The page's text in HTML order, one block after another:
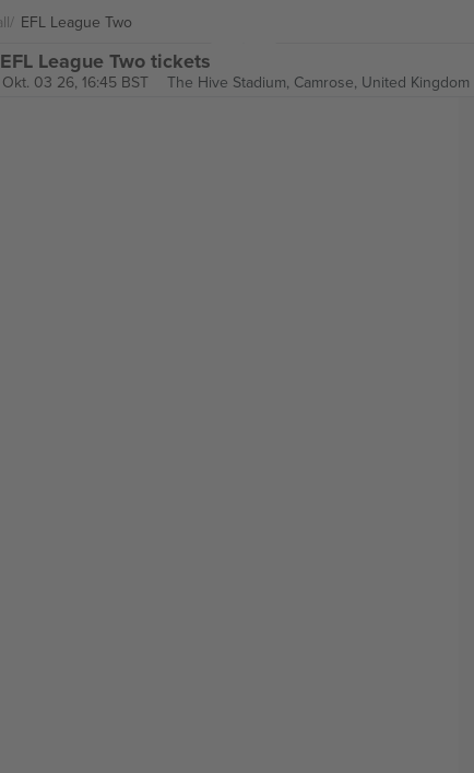
EFL League Two
League Two tickets
Okt. 03 26, 16:45 BST The Hive Stadium, Camrose, United Kingdom